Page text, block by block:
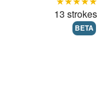
13 strokes
BETA